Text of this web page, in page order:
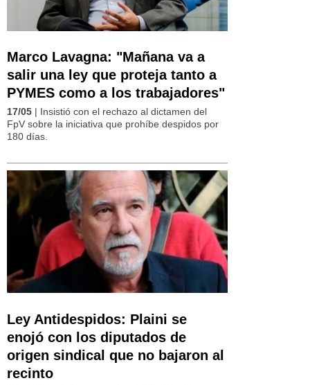
Marco Lavagna: "Mañana va a
salir una ley que proteja tanto a
PYMES como a los trabajadores"
17/05 | Insistió con el rechazo al dictamen del
FpV sobre la iniciativa que prohíbe despidos por
180 días.
Ley Antidespidos: Plaini se
enojó con los diputados de
origen sindical que no bajaron al
recinto